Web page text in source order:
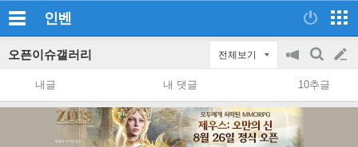
인벤
오픈이슈갤러리 전체보기
공
지
on/off
검
색
글
쓰
내글 내 댓글 10추글